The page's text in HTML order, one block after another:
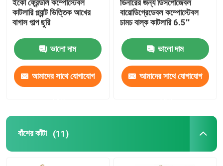
গুণমান নিয়ন্ত্রণ
একটি উদ্ধৃতি অনুরোধ করুন
নিষ্পত্তিযোগ্য বাঁশ কাটলারি
ইকো ফ্রেন্ডলি কম্পোস্টেবল
কাটলারি প্ল্যান্ট ভিত্তিক আখের
বাগাস পাল্প ছুরি
ভালো দাম
আমাদের সাথে যোগাযোগ
ডিনারের জন্য ডিসপোজেবল
বায়োডিগ্রেডেবল কম্পোস্টেবল
চামচ বাল্ক কাটলারি 6.5''
ভালো দাম
আমাদের সাথে যোগাযোগ
বাঁশের কাঁটা (11)